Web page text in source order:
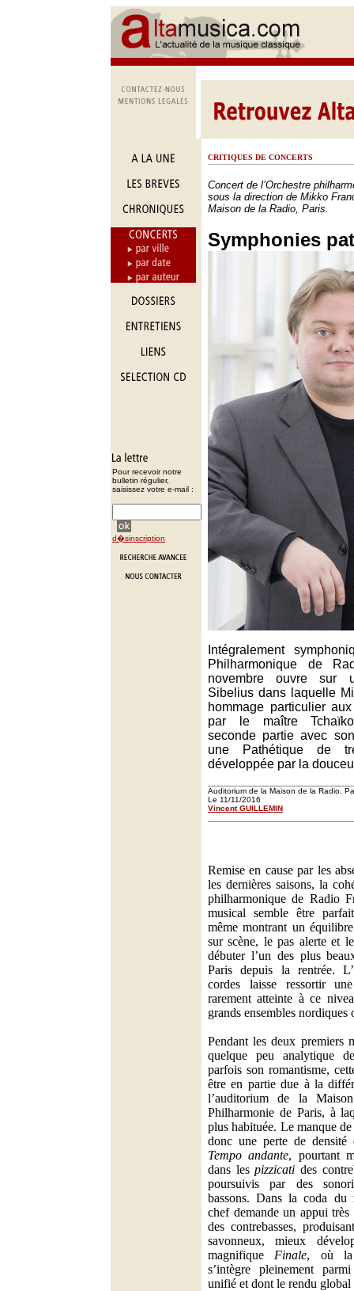
Pour recevoir notre
bulletin régulier,
saisissez votre e-mail :
d�sinscription
CRITIQUES DE CONCERTS
Concert de l’Orchestre
sous la direction de Mikko
Maison de la Radio, Paris.
Symphonies
Intégralement
Philharmonique de
novembre ouvre sur
Sibelius dans laquelle
hommage particulier
par le maître
seconde partie avec
une Pathétique de
développée par la
Auditorium de la Maison de la Radio,
Le 11/11/2016
Vincent GUILLEMIN
Remise en cause par les
les dernières saisons, la
philharmonique de Radio
musical semble être
même montrant un
sur scène, le pas alerte et
débuter l’un des plus
Paris depuis la rentrée.
cordes laisse ressortir
rarement atteinte à ce
grands ensembles nordiques
Pendant les deux premiers
quelque peu analytique
parfois son romantisme,
être en partie due à la
l’auditorium de la
Philharmonie de Paris, à
plus habituée. Le manque
donc une perte de densité
Tempo andante, pourtant
dans lespizzicati des
poursuivis par des
bassons. Dans la coda du
chef demande un appui
des contrebasses,
savonneux, mieux
magnifique Finale, où la
s’intègre pleinement
unifié et dont le rendu global